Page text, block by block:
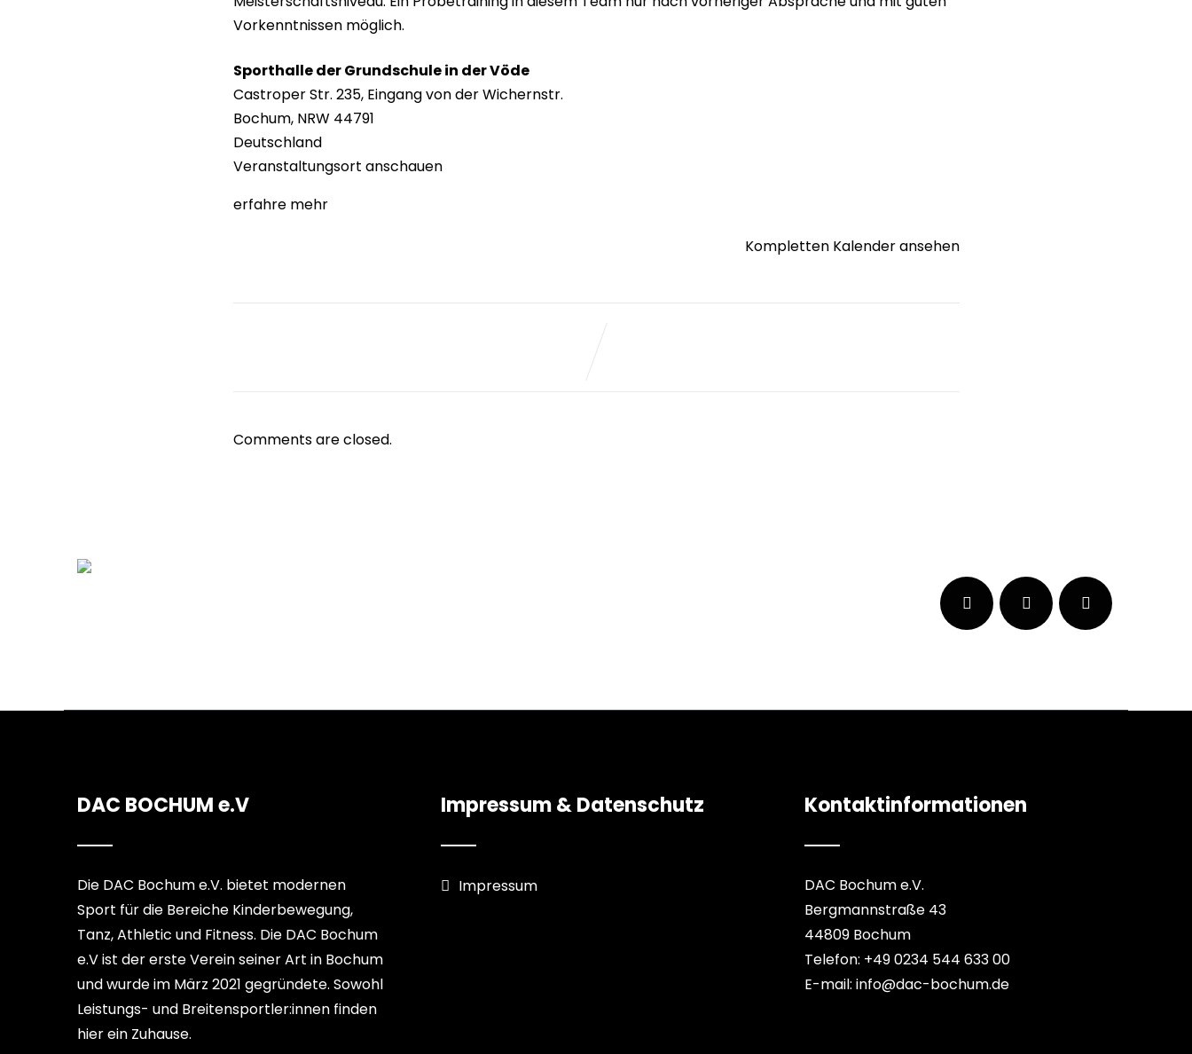
Vorkenntnissen möglich.
Sporthalle der Grundschule in der Vöde
Castroper Str. 235 Eingang von der Wichernstr.
Bochum, NRW 44791
Deutschland
Veranstaltungsort anschauen
erfahre mehr
Kompletten Kalender ansehen
Comments are closed.
DAC BOCHUM e.V
Die DAC Bochum e.V. bietet modernen
Sport für die Bereiche Kinderbewegung,
Tanz, Athletic und Fitness. Die DAC Bochum
e.V ist der erste Verein seiner Art in Bochum
und wurde im März 2021 gegründete. Sowohl
Leistungs- und Breitensportler:innen finden
hier ein Zuhause.
Impressum & Datenschutz
Impressum
Kontaktinformationen
DAC Bochum e.V.
Bergmannstraße 43
44809 Bochum
Telefon: +49 0234 544 633 00
E-mail: info@dac-bochum.de